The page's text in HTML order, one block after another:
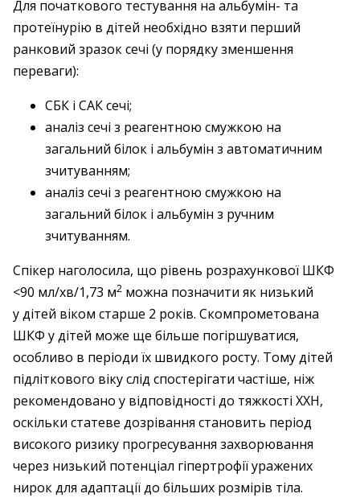
Для початкового тестування на альбумін- та
протеїн­урію в дітей необхідно взяти перший
ранковий зразок сечі (у порядку зменшення
переваги):
СБК і САК сечі;
аналіз сечі з реагентною смужкою на
загальний білок і альбумін з автоматичним
зчитуванням;
аналіз сечі з реагентною смужкою на
загальний білок і альбумін з ручним
зчитуванням.
Спікер наголосила, що рівень розрахункової ШКФ
<90 мл/хв/1,73 м2 можна позначити як низький
у дітей віком старше 2 років. Скомпрометована
ШКФ у дітей може ще більше погіршуватися,
особливо в періоди їх швидкого росту. Тому дітей
підліткового віку слід спостерігати частіше, ніж
рекомендовано у відповідності до тяжкості ХХН,
оскільки статеве дозрівання становить період
високого ризику прогресування захворювання
через низький потенціал гіпертрофії уражених
нирок для адаптації до більших розмірів тіла.